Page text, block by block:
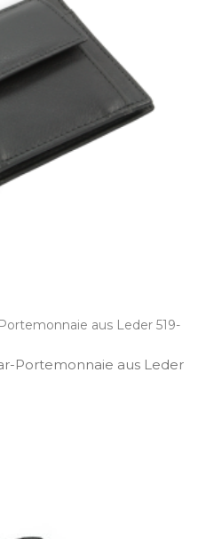
aus Leder 519-
Portemonnaie aus Leder